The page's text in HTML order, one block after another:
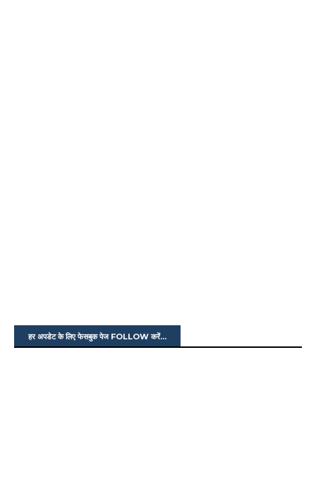
हर अपडेट के लिए फेसबुक पेज FOLLOW करें...